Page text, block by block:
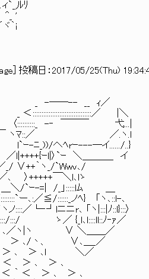
ﾙﾘ
'
i
] 投稿日： 2017/05/25(Thu)
__ ｨ／
／ |＼
￣￣￣ 弋...|
ヽﾏ::／ ／.ヽ.l
ﾆ_))/へﾍrｰ---─イ....../..}
ｰl|〉`ｰ ＼＿＿＿_ イ
｀ヽ_/`Wwv､/
〉+++++￣＼l､lゝ
/`ｰ-=| /_」:::::lﾑ ＿
､:／≦/::::::_ノﾍ} 「ヽ､::l-､
└‐┘lニニr､ 「ヽ|:::|ﾉ::l}:::〉
:::/:::/ ゝ／ {_l､l::::ll::ﾉ‐ｧ／
､／ヽ|ヽ ∨ ＼＿＿／
､/丶、 ∨､＿_／
､ ＞ ､l ＼／
＞ ､ ＞ ､
＞ ､ ＞ ､